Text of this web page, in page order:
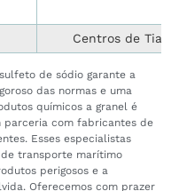
Centros de
de sódio garante a
das normas e uma
químicos a granel é
parceria com fabricantes de
Esses especialistas
transporte marítimo
perigosos e a
Oferecemos com prazer